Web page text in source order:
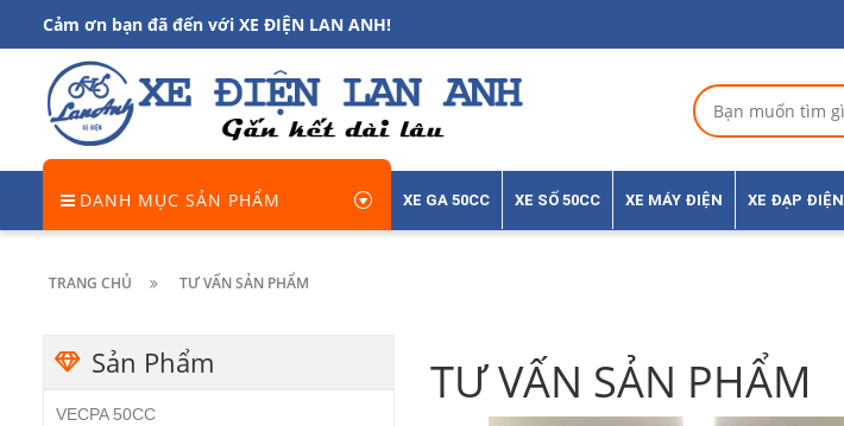
Cảm ơn bạn đã đến với XE ĐIỆN LAN ANH!
DANH MỤC SẢN PHẨM XE GA 50CC XE SỐ 50CC XE MÁY ĐIỆN XE ĐẠP ĐIỆN
TRANG CHỦ TƯ VẤN SẢN PHẨM
Sản Phẩm
VECPA 50CC
TƯ VẤN SẢN PHẨM